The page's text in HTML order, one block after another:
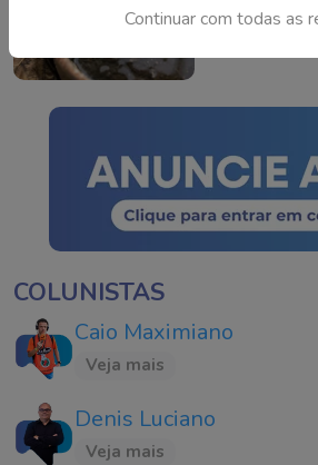
Continuar com todas as
COLUNISTAS
Caio Maximiano
Veja mais
Denis Luciano
Veja mais